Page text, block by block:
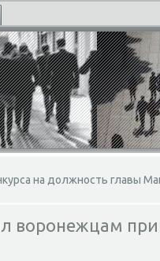
на должность главы
воронежцам